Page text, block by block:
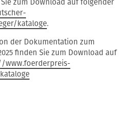
zum Download auf folgender
kataloge.
der Dokumentation zum
finden Sie zum Download auf
www.foerderpreis-